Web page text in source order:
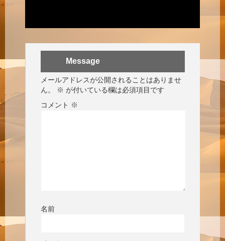
Message
メールアドレスが公開されることはありませ
ん。
※ が付いている欄は必須項目です
コメント ※
名前